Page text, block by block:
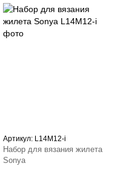
Артикул: L14M12-i
Набор для вязания жилета
Sonya